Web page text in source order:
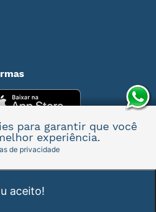
para garantir que você
experiência.
de privacidade
aceito!